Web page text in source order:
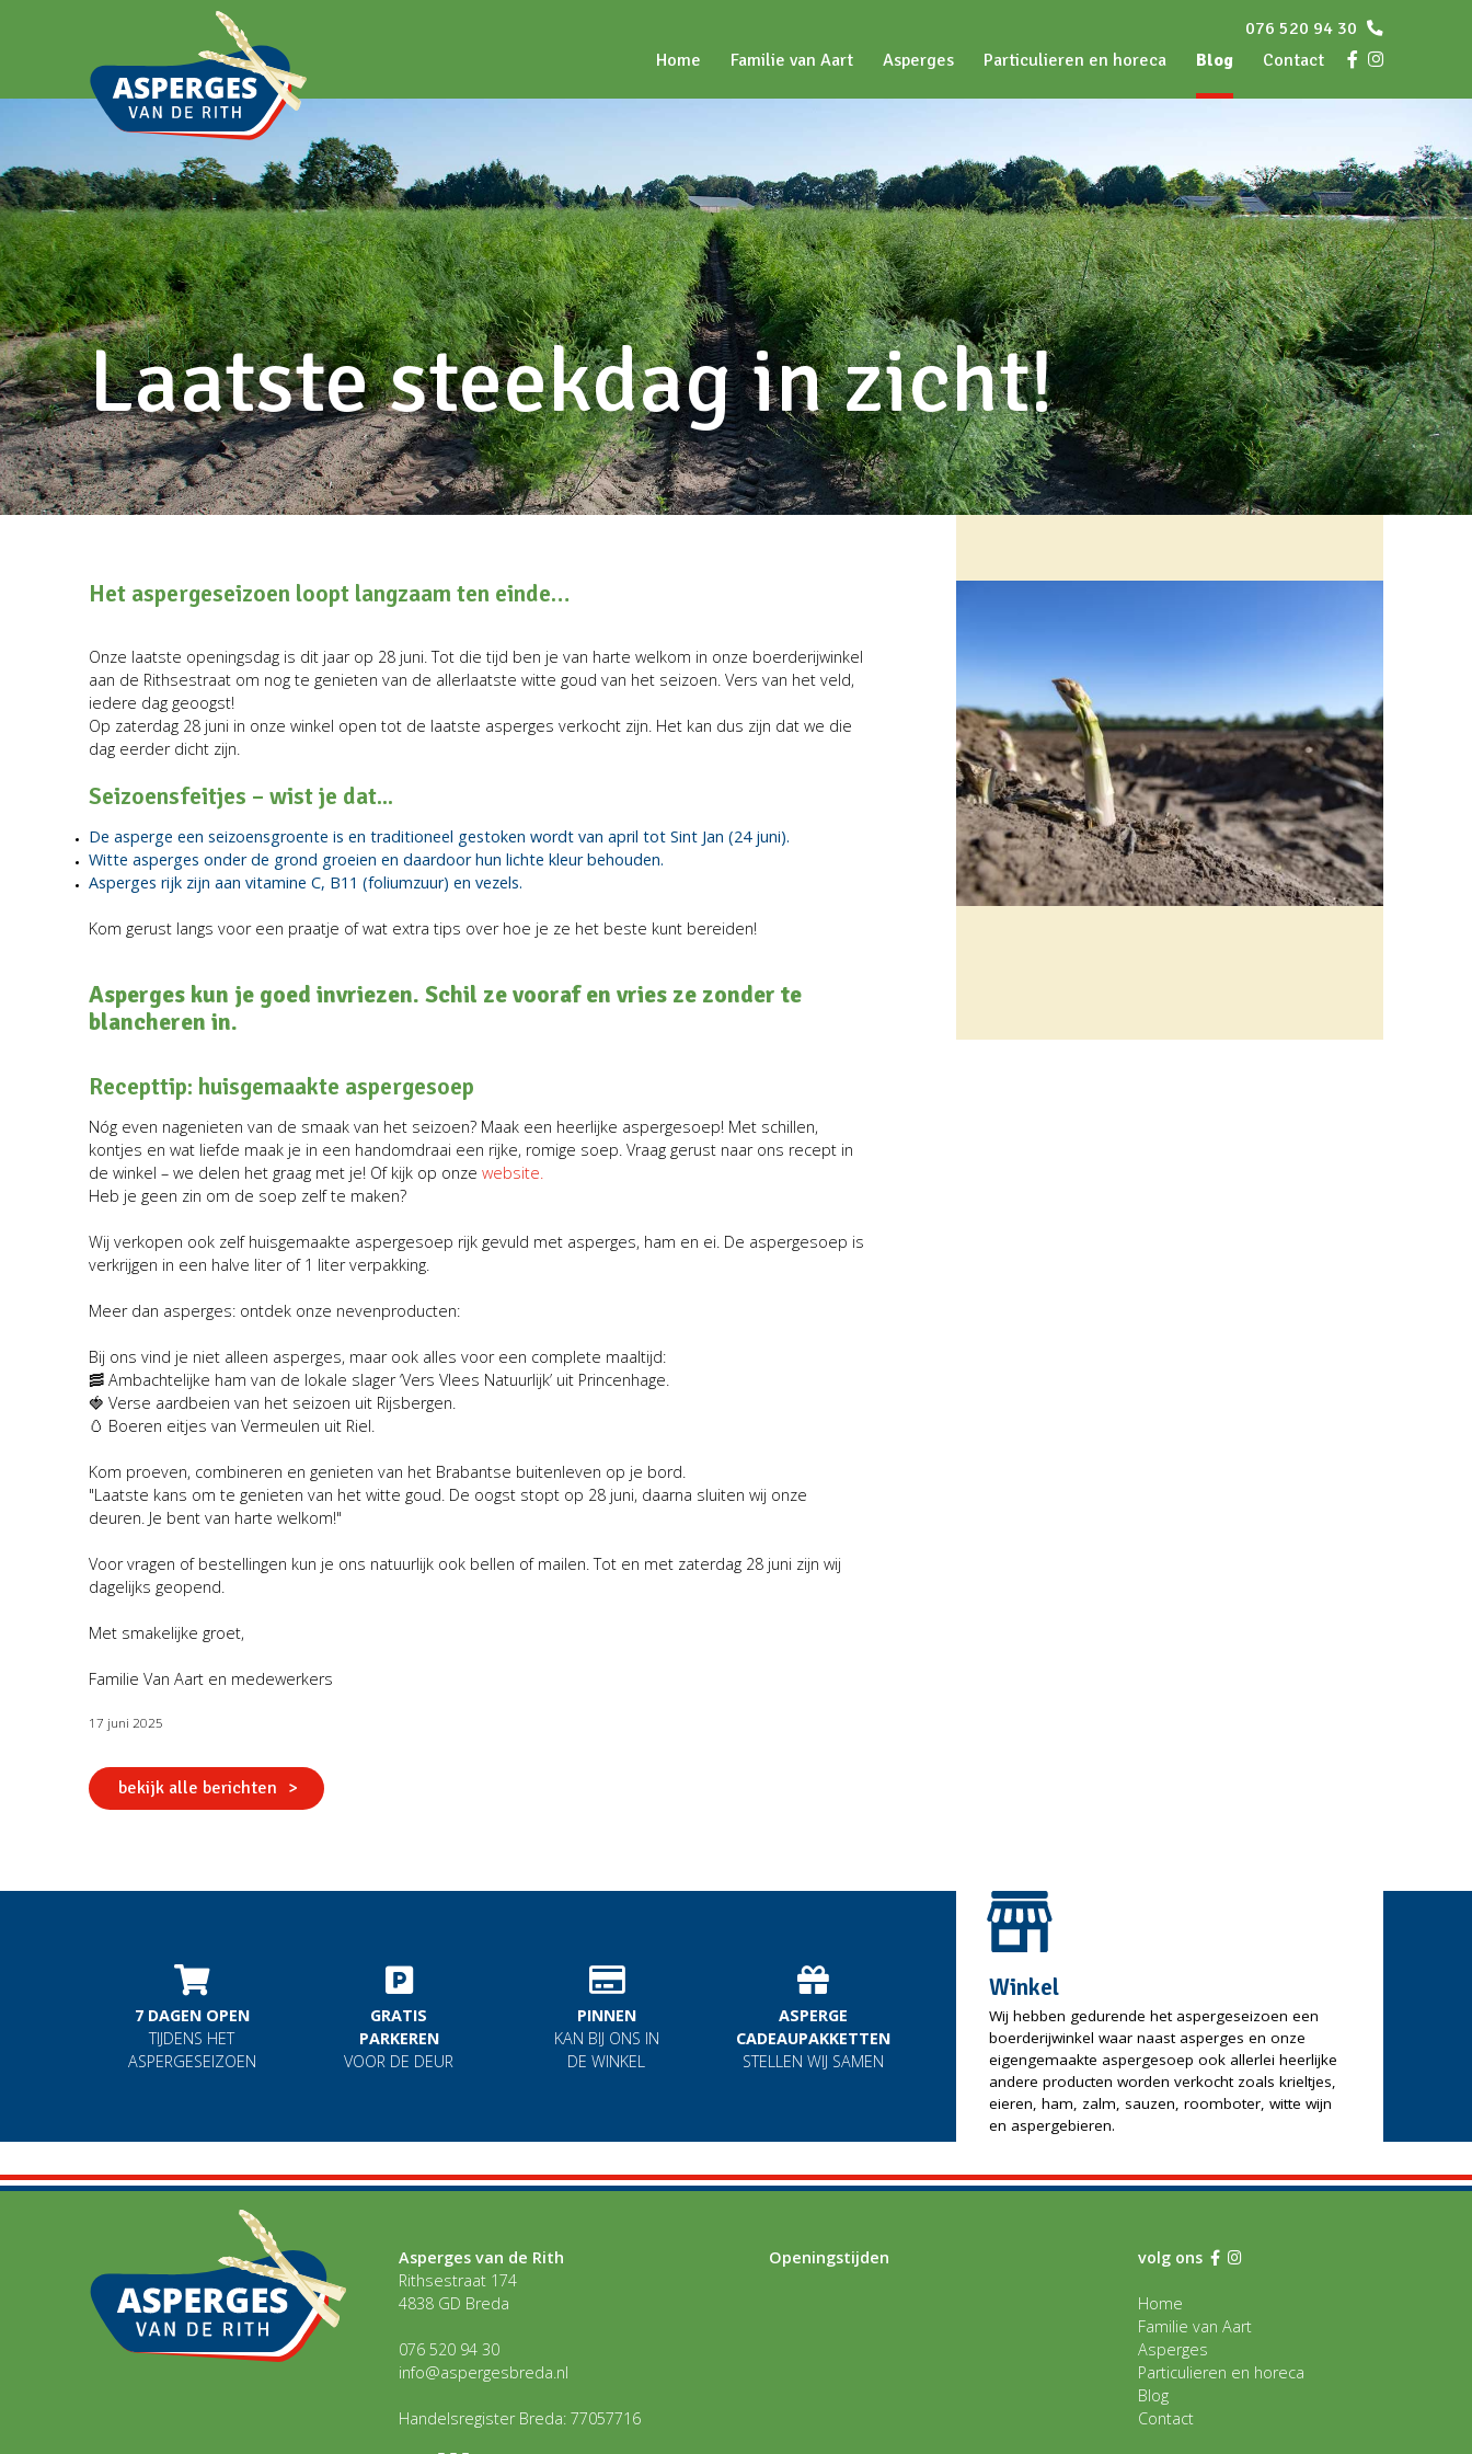
Home Familie van Aart Asperges Particulieren en horeca Blog Contact
076 520 94 30
Laatste steekdag in zicht!
Het aspergeseizoen loopt langzaam ten einde…
Onze laatste openingsdag is dit jaar op 28 juni. Tot die tijd ben je van harte welkom in onze boerderijwinkel
aan de Rithsestraat om nog te genieten van de allerlaatste witte goud van het seizoen. Vers van het veld,
iedere dag geoogst!
Op zaterdag 28 juni in onze winkel open tot de laatste asperges verkocht zijn. Het kan dus zijn dat we die
dag eerder dicht zijn.
Seizoensfeitjes – wist je dat...
De asperge een seizoensgroente is en traditioneel gestoken wordt van april tot Sint Jan (24 juni).
Witte asperges onder de grond groeien en daardoor hun lichte kleur behouden.
Asperges rijk zijn aan vitamine C, B11 (foliumzuur) en vezels.
Kom gerust langs voor een praatje of wat extra tips over hoe je ze het beste kunt bereiden!
Asperges kun je goed invriezen. Schil ze vooraf en vries ze zonder te
blancheren in.
Recepttip: huisgemaakte aspergesoep
Nóg even nagenieten van de smaak van het seizoen? Maak een heerlijke aspergesoep! Met schillen,
kontjes en wat liefde maak je in een handomdraai een rijke, romige soep. Vraag gerust naar ons recept in
de winkel – we delen het graag met je! Of kijk op onze website.
Heb je geen zin om de soep zelf te maken?
Wij verkopen ook zelf huisgemaakte aspergesoep rijk gevuld met asperges, ham en ei. De aspergesoep is
verkrijgen in een halve liter of 1 liter verpakking.
Meer dan asperges: ontdek onze nevenproducten:
Bij ons vind je niet alleen asperges, maar ook alles voor een complete maaltijd:
🥓 Ambachtelijke ham van de lokale slager ‘Vers Vlees Natuurlijk’ uit Princenhage.
🍓 Verse aardbeien van het seizoen uit Rijsbergen.
🥚 Boeren eitjes van Vermeulen uit Riel.
Kom proeven, combineren en genieten van het Brabantse buitenleven op je bord.
"Laatste kans om te genieten van het witte goud. De oogst stopt op 28 juni, daarna sluiten wij onze
deuren. Je bent van harte welkom!"
Voor vragen of bestellingen kun je ons natuurlijk ook bellen of mailen. Tot en met zaterdag 28 juni zijn wij
dagelijks geopend.
Met smakelijke groet,
Familie Van Aart en medewerkers
17 juni 2025
bekijk alle berichten
7 DAGEN OPEN
TIJDENS HET
ASPERGESEIZOEN
GRATIS
PARKEREN
VOOR DE DEUR
PINNEN
KAN BIJ ONS IN
DE WINKEL
ASPERGE
CADEAUPAKKETTEN
STELLEN WIJ SAMEN
Winkel
Wij hebben gedurende het aspergeseizoen een
boerderijwinkel waar naast asperges en onze
eigengemaakte aspergesoep ook allerlei heerlijke
andere producten worden verkocht zoals krieltjes,
eieren, ham, zalm, sauzen, roomboter, witte wijn
en aspergebieren.
Asperges van de Rith
Rithsestraat 174
4838 GD Breda
076 520 94 30
info@aspergesbreda.nl
Handelsregister Breda: 77057716
Openingstijden volg ons
Home
Familie van Aart
Asperges
Particulieren en horeca
Blog
Contact